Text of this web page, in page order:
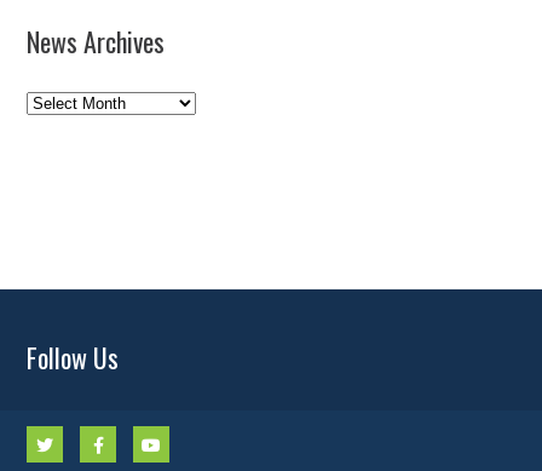
News Archives
News
Follow Us